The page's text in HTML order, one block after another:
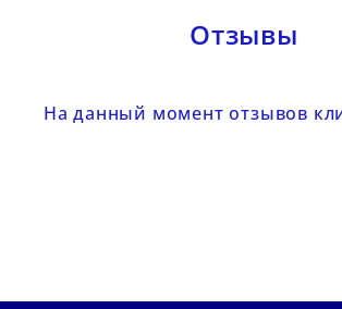
Отзывы
На данный момент отзывов